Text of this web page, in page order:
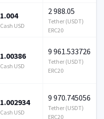
1.004
Cash USD
2 988.05
Tether (USDT)
ERC20
1.00386
Cash USD
9 961.533726
Tether (USDT)
ERC20
1.002934
Cash USD
9 970.745056
Tether (USDT)
ERC20